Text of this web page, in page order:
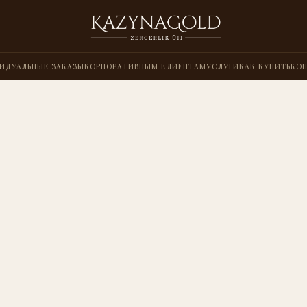
ЗАКАЗЫКОРПОРАТИВНЫМ КЛИЕНТАМУСЛУГИКАК КУПИТЬ